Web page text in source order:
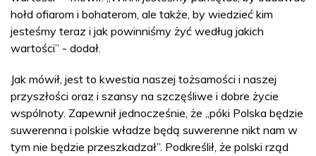
hołd ofiarom i bohaterom, ale także, by wiedzieć kim
jesteśmy teraz i jak powinniśmy żyć według jakich
wartości” - dodał.
Jak mówił, jest to kwestia naszej tożsamości i naszej
przyszłości oraz i szansy na szczęśliwe i dobre życie
wspólnoty. Zapewnił jednocześnie, że „póki Polska będzie
suwerenna i polskie władze będą suwerenne nikt nam w
tym nie będzie przeszkadzał”. Podkreślił, że polski rząd